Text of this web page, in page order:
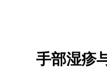
手部湿疹